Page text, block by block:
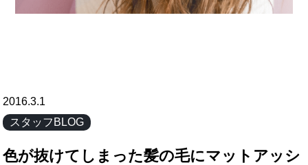
2016.3.1
スタッフBLOG
色が抜けてしまった髪の毛にマットアッシ